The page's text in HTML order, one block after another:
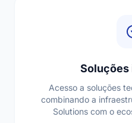
Soluções
Acesso a soluções
combinando a
Solutions com o